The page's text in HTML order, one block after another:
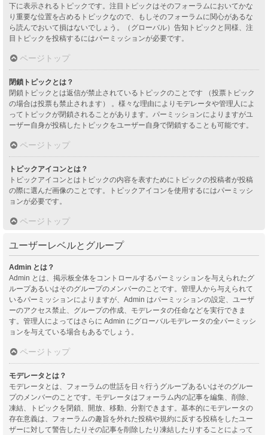
下に表示されるトピックです。注目トピックはそのフォーラムにおいてかな
り重要な位置を占めるトピックなので、もしそのフォーラムに関心があるな
ら読んでおいて損はないでしょう。（グローバル）告知トピックと同様、注
目トピックを投稿するにはパーミッションが必要です。
ページトップ
閉鎖トピックとは？
閉鎖トピックとは返信が禁止されているトピックのことです （投票トピック
の場合は投票も禁止されます） 。様々な理由によりモデレータや管理人によ
ってトピックが閉鎖されることがあります。パーミッションによりますがユ
ーザー自身が投稿したトピックをユーザー自身で閉鎖することも可能です。
ページトップ
トピックアイコンとは？
トピックアイコンとはトピックの内容を表すためにトピックの投稿者が投稿
の際に選んだ画像のことです。トピックアイコンを使用するにはパーミッシ
ョンが必要です。
ページトップ
ユーザーレベルとグループ
Admin とは？
Admin とは、掲示板全体をコントロールするパーミッションを与えられたグ
ループあるいはそのグループのメンバーのことです。管理人から与えられて
いるパーミッションによりますが、Admin はパーミッションの設定、ユーザ
ーのアクセス禁止、グループの作成、モデレータの任命などを実行できま
す。管理人によってはさらに Admin にグローバルモデレータの全パーミッシ
ョンを与えている場合もあるでしょう。
ページトップ
モデレータとは？
モデレータとは、フォーラムの世話を日々行うグループあるいはそのグルー
プのメンバーのことです。モデレータはフォーラム内の記事を編集、削除、
凍結、トピックを閉鎖、開放、移動、分割できます。基本的にモデレータの
存在意義は、フォーラムの趣旨を外れた投稿や規約に反する投稿をしたユー
ザーに対して警告したりその記事を削除したり凍結したりすることによって